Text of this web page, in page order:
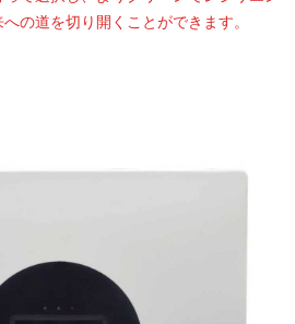
の道を切り開くことができます。